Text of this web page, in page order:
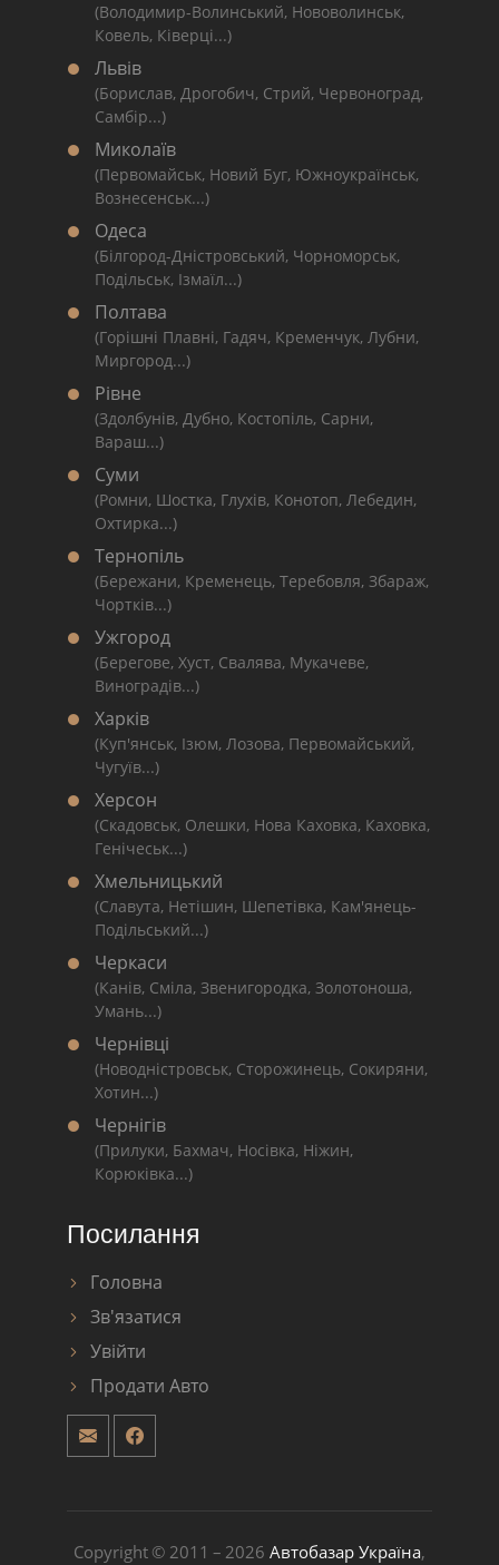
(Володимир-Волинський, Нововолинськ,
Ковель, Ківерці...)
Львів
(Борислав, Дрогобич, Стрий, Червоноград,
Самбір...)
Миколаїв
(Первомайськ, Новий Буг, Южноукраїнськ,
Вознесенськ...)
Одеса
(Білгород-Дністровський, Чорноморськ,
Подільськ, Ізмаїл...)
Полтава
(Горішні Плавні, Гадяч, Кременчук, Лубни,
Миргород...)
Рівне
(Здолбунів, Дубно, Костопіль, Сарни,
Вараш...)
Суми
(Ромни, Шостка, Глухів, Конотоп, Лебедин,
Охтирка...)
Тернопіль
(Бережани, Кременець, Теребовля, Збараж,
Чортків...)
Ужгород
(Берегове, Хуст, Свалява, Мукачеве,
Виноградів...)
Харків
(Куп'янськ, Ізюм, Лозова, Первомайський,
Чугуїв...)
Херсон
(Скадовськ, Олешки, Нова Каховка, Каховка,
Генічеськ...)
Хмельницький
(Славута, Нетішин, Шепетівка, Кам'янець-
Подільський...)
Черкаси
(Канів, Сміла, Звенигородка, Золотоноша,
Умань...)
Чернівці
(Новодністровськ, Сторожинець, Сокиряни,
Хотин...)
Чернігів
(Прилуки, Бахмач, Носівка, Ніжин,
Корюківка...)
Посилання
Головна
Зв'язатися
Увійти
Продати Авто
Copyright © 2011 – 2026 Автобазар Україна,